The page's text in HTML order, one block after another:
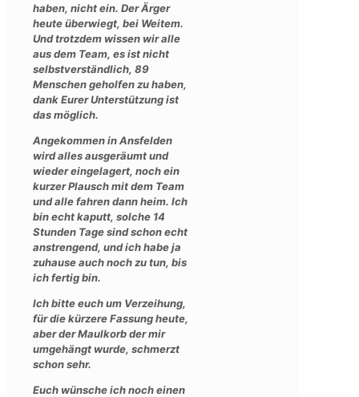
haben, nicht ein. Der Ärger
heute überwiegt, bei Weitem.
Und trotzdem wissen wir alle
aus dem Team, es ist nicht
selbstverständlich, 89
Menschen geholfen zu haben,
dank Eurer Unterstützung ist
das möglich.
Angekommen in Ansfelden
wird alles ausgeräumt und
wieder eingelagert, noch ein
kurzer Plausch mit dem Team
und alle fahren dann heim. Ich
bin echt kaputt, solche 14
Stunden Tage sind schon echt
anstrengend, und ich habe ja
zuhause auch noch zu tun, bis
ich fertig bin.
Ich bitte euch um Verzeihung,
für die kürzere Fassung heute,
aber der Maulkorb der mir
umgehängt wurde, schmerzt
schon sehr.
Euch wünsche ich noch einen